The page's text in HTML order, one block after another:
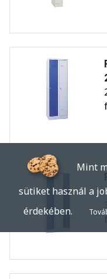
Mint
sütiket használ a
érdekében.